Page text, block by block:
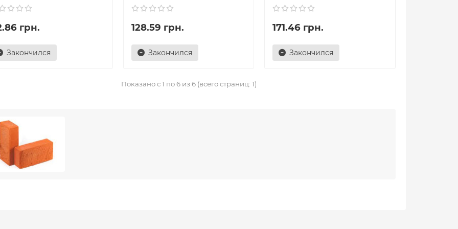
грн.
Закончился
128.59 грн.
Закончился
171.46 грн.
Закончился
Показано с 1 по 6 из 6 (всего страниц: 1)